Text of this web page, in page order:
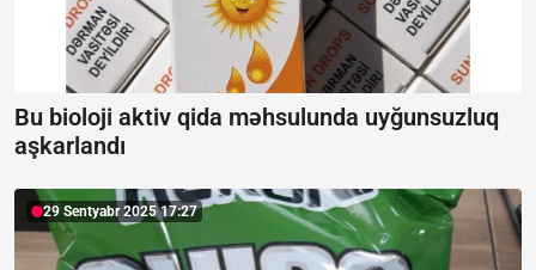
Bu bioloji aktiv qida məhsulunda uyğunsuzluq
aşkarlandı
29 Sentyabr 2025 17:27